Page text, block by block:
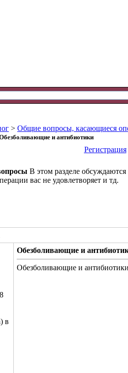
> Общие вопросы, касающиеся
и антибиотики
Регистрация
В этом разделе
вас не удовлетворяет и тд.
в
Обезболивающие и
Обезболивающие и